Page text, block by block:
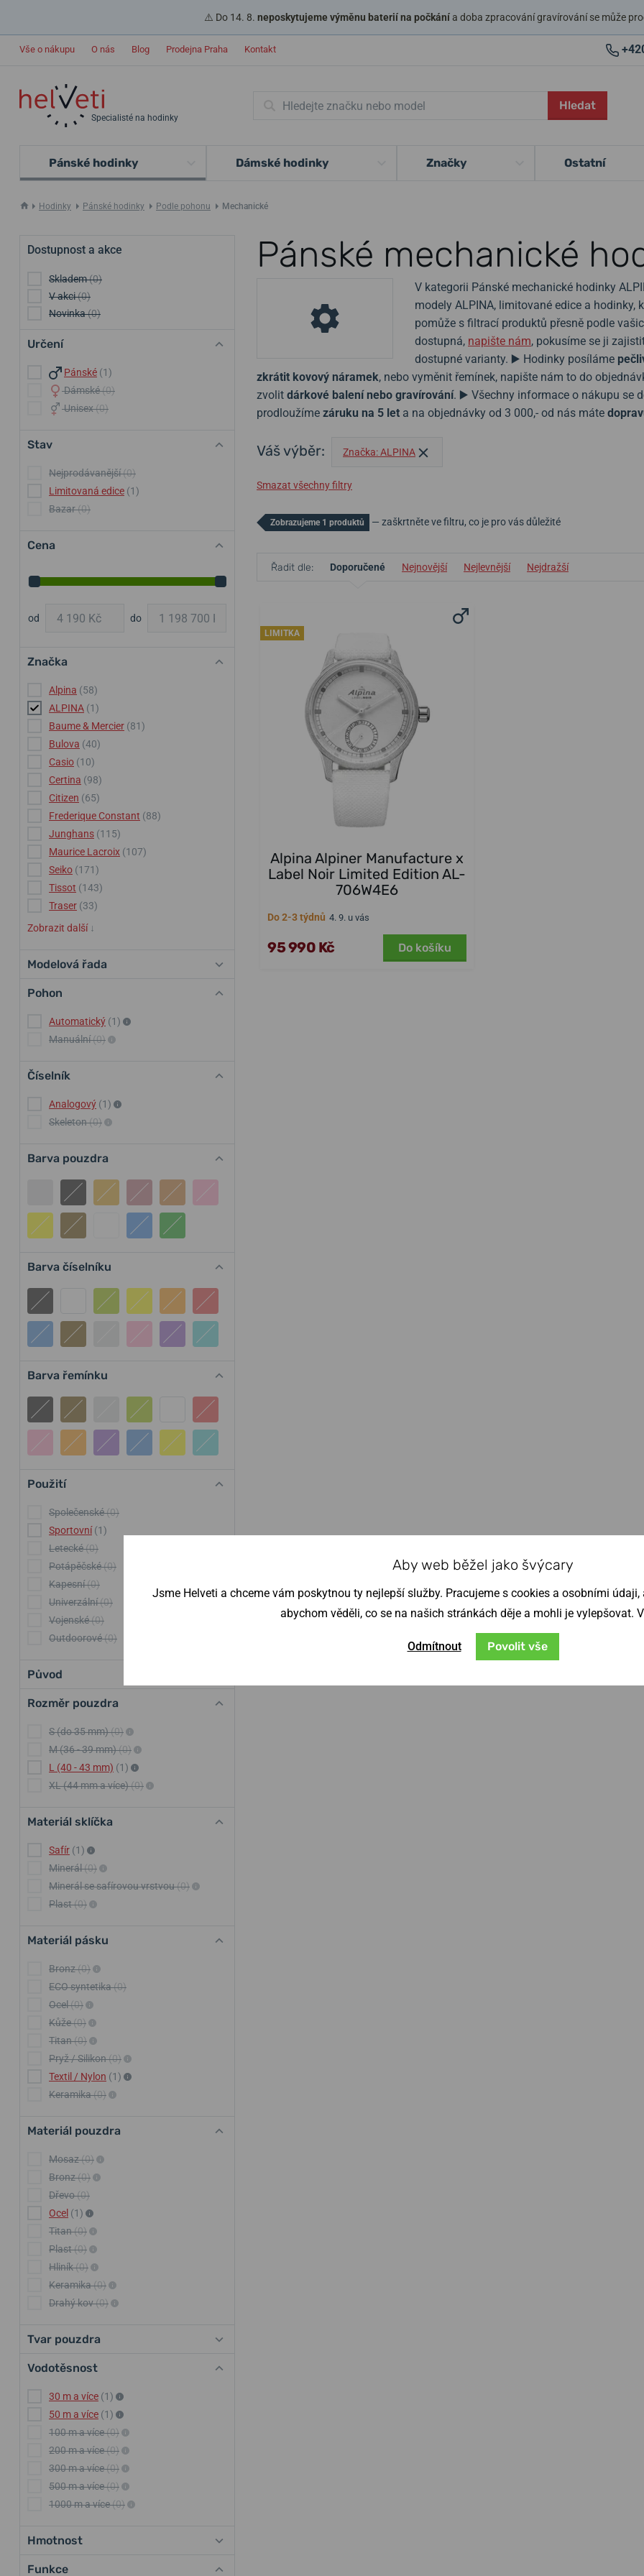
⚠️ Do 14. 8. neposkytujeme výměnu baterií na počkánía doba zpracování gravírování se může
Vše o nákupu O nás Blog Prodejna Praha Kontakt
Specialisté na hodinky
Hledat
Pánské hodinky Dámské hodinky Značky Ostatní
Hodinky Pánské hodinky Podle pohonu Mechanické
Pánské mechanické
V kategorii Pánské mechanické hodinky
modely ALPINA, limitované edice a hodinky,
pomůže s filtrací produktů přesně podle
dostupná, napište nám, pokusíme se ji
dostupné varianty. ▶️ Hodinky posíláme
zkrátit kovový náramek, nebo vyměnit řemínek, napište nám to do
zvolit dárkové balení nebo gravírování. ▶️ Všechny informace o nákupu se
prodloužíme záruku na 5 let a na objednávky od 3 000,- od nás máte
Váš výběr: Značka: ALPINA
Smazat všechny filtry
Dostupnost a akce
Skladem(0)
V akci(0)
Novinka(0)
Určení
Pánské (1)
Dámské(0)
Unisex(0)
Stav
Nejprodávanější(0)
Limitovaná edice (1)
Bazar(0)
Cena
od do
Značka
Alpina (58)
ALPINA (1)
Baume & Mercier (81)
Bulova (40)
Casio (10)
Certina (98)
Citizen (65)
Frederique Constant (88)
Junghans (115)
Maurice Lacroix (107)
Seiko (171)
Tissot (143)
Traser (33)
Zobrazit další ↓
Modelová řada
Pohon
Automatický (1)
Manuální(0)
Číselník
Analogový (1)
Skeleton(0)
Barva pouzdra
Barva číselníku
Barva řemínku
Použití
Společenské(0)
Sportovní (1)
Letecké(0)
Potápěčské(0)
Kapesní(0)
Univerzální(0)
Vojenské(0)
Outdoorové(0)
Původ
Rozměr pouzdra
S (do 35 mm)(0)
M (36 - 39 mm)(0)
L (40 - 43 mm) (1)
XL (44 mm a více)(0)
Materiál sklíčka
Safír (1)
Minerál(0)
Minerál se safírovou vrstvou(0)
Plast(0)
Materiál pásku
Bronz(0)
ECO syntetika(0)
Ocel(0)
Kůže(0)
Titan(0)
Pryž / Silikon(0)
Textil / Nylon (1)
Keramika(0)
Materiál pouzdra
Mosaz(0)
Bronz(0)
Dřevo(0)
Ocel (1)
Titan(0)
Plast(0)
Hliník(0)
Keramika(0)
Drahý kov(0)
Tvar pouzdra
Vodotěsnost
30 m a více (1)
50 m a více (1)
100 m a více(0)
200 m a více(0)
300 m a více(0)
500 m a více(0)
1000 m a více(0)
Hmotnost
Funkce
Zobrazujeme 1 produktů — zaškrtněte ve filtru, co je pro vás důležité
Řadit dle: Doporučené Nejnovější Nejlevnější Nejdražší
LIMITKA
Alpina Alpiner Manufacture x
Label Noir Limited Edition AL-
706W4E6
Do 2-3 týdnů 4. 9. u vás
95 990 Kč Do košíku
Aby web běžel jako švýcary
Jsme Helveti a chceme vám poskytnou ty nejlepší služby. Pracujeme s cookies a osobními
abychom věděli, co se na našich stránkách děje a mohli je vylepšovat.
Odmítnout Povolit vše